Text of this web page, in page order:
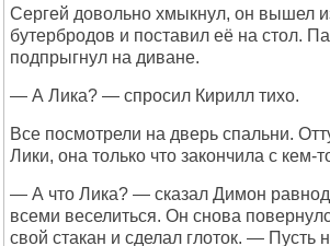
Сергей довольно хмыкнул, он вышел
бутербродов и поставил её на стол.
подпрыгнул на диване.
— А Лика? — спросил Кирилл тихо.
Все посмотрели на дверь спальни.
Лики, она только что закончила с кем-
— А что Лика? — сказал Димон
всеми веселиться. Он снова
свой стакан и сделал глоток. — Пусть